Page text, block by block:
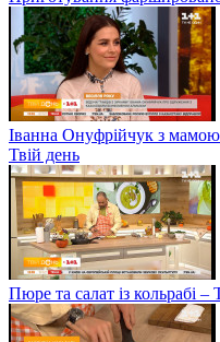
Іванна Онуфрійчук з
Твій день
Пюре та салат із кольрабі –